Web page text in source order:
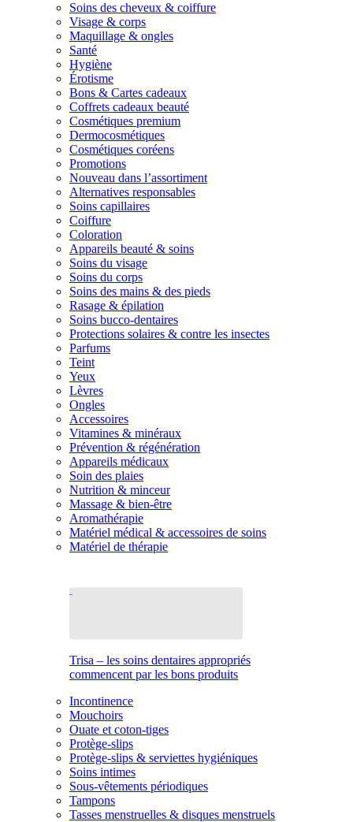
Soins des cheveux & coiffure
Visage & corps
Maquillage & ongles
Santé
Hygiène
Érotisme
Bons & Cartes cadeaux
Coffrets cadeaux beauté
Cosmétiques premium
Dermocosmétiques
Cosmétiques coréens
Promotions
Nouveau dans l’assortiment
Alternatives responsables
Soins capillaires
Coiffure
Coloration
Appareils beauté & soins
Soins du visage
Soins du corps
Soins des mains & des pieds
Rasage & épilation
Soins bucco-dentaires
Protections solaires & contre les insectes
Parfums
Teint
Yeux
Lèvres
Ongles
Accessoires
Vitamines & minéraux
Prévention & régénération
Appareils médicaux
Soin des plaies
Nutrition & minceur
Massage & bien-être
Aromathérapie
Matériel médical & accessoires de soins
Matériel de thérapie
Trisa – les soins dentaires appropriés
commencent par les bons produits
Incontinence
Mouchoirs
Ouate et coton-tiges
Protège-slips
Protège-slips & serviettes hygiéniques
Soins intimes
Sous-vêtements périodiques
Tampons
Tasses menstruelles & disques menstruels